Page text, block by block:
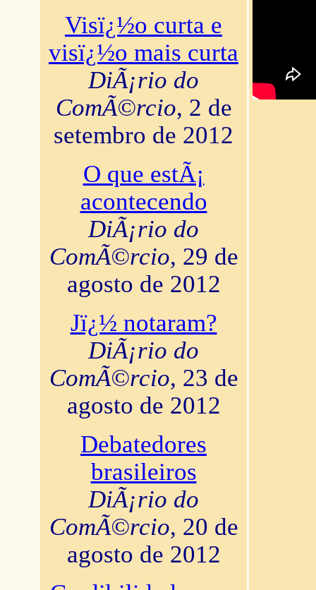
Visï¿½o curta e
visï¿½o mais curta
DiÃ¡rio do
ComÃ©rcio, 2 de
setembro de 2012
O que estÃ¡
acontecendo
DiÃ¡rio do
ComÃ©rcio, 29 de
agosto de 2012
Jï¿½ notaram?
DiÃ¡rio do
ComÃ©rcio, 23 de
agosto de 2012
Debatedores
brasileiros
DiÃ¡rio do
ComÃ©rcio, 20 de
agosto de 2012